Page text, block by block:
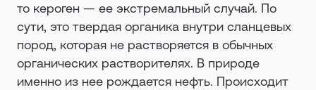
то кероген — ее экстремальный случай. По
сути, это твердая органика внутри сланцевых
пород, которая не растворяется в обычных
органических растворителях. В природе
именно из нее рождается нефть. Происходит